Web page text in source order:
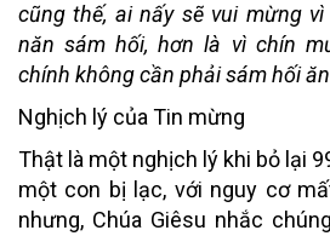
cũng thế, ai nấy sẽ vui mừng
năn sám hối, hơn là vì chín
chính không cần phải sám hối
Nghịch lý của Tin mừng
Thật là một nghịch lý khi bỏ lại
một con bị lạc, với nguy cơ
nhưng, Chúa Giêsu nhắc